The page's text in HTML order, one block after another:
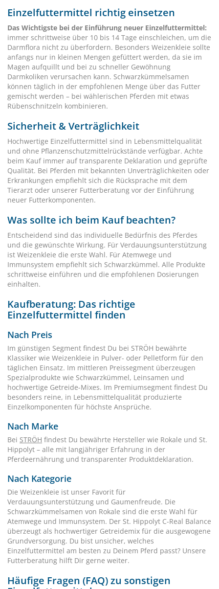
Einzelfuttermittel richtig einsetzen
Das Wichtigste bei der Einführung neuer Einzelfuttermittel:
immer schrittweise über 10 bis 14 Tage einschleichen, um die
Darmflora nicht zu überfordern. Besonders Weizenkleie sollte
anfangs nur in kleinen Mengen gefüttert werden, da sie im
Magen aufquillt und bei zu schneller Gewöhnung
Darmkoliken verursachen kann. Schwarzkümmelsamen
können täglich in der empfohlenen Menge über das Futter
gemischt werden – bei wählerischen Pferden mit etwas
Rübenschnitzeln kombinieren.
Sicherheit & Verträglichkeit
Hochwertige Einzelfuttermittel sind in Lebensmittelqualität
und ohne Pflanzenschutzmittelrückstände verfügbar. Achte
beim Kauf immer auf transparente Deklaration und geprüfte
Qualität. Bei Pferden mit bekannten Unverträglichkeiten oder
Erkrankungen empfiehlt sich die Rücksprache mit dem
Tierarzt oder unserer Futterberatung vor der Einführung
neuer Futterkomponenten.
Was sollte ich beim Kauf beachten?
Entscheidend sind das individuelle Bedürfnis des Pferdes
und die gewünschte Wirkung. Für Verdauungsunterstützung
ist Weizenkleie die erste Wahl. Für Atemwege und
Immunsystem empfiehlt sich Schwarzkümmel. Alle Produkte
schrittweise einführen und die empfohlenen Dosierungen
einhalten.
Kaufberatung: Das richtige
Einzelfuttermittel finden
Nach Preis
Im günstigen Segment findest Du bei STRÖH bewährte
Klassiker wie Weizenkleie in Pulver- oder Pelletform für den
täglichen Einsatz. Im mittleren Preissegment überzeugen
Spezialprodukte wie Schwarzkümmel, Leinsamen und
hochwertige Getreide-Mixes. Im Premiumsegment findest Du
besonders reine, in Lebensmittelqualität produzierte
Einzelkomponenten für höchste Ansprüche.
Nach Marke
Bei STRÖH findest Du bewährte Hersteller wie Rokale und St.
Hippolyt – alle mit langjähriger Erfahrung in der
Pferdeernährung und transparenter Produktdeklaration.
Nach Kategorie
Die Weizenkleie ist unser Favorit für
Verdauungsunterstützung und Gaumenfreude. Die
Schwarzkümmelsamen von Rokale sind die erste Wahl für
Atemwege und Immunsystem. Der St. Hippolyt C-Real Balance
überzeugt als hochwertiger Getreidemix für die ausgewogene
Grundversorgung. Du bist unsicher, welches
Einzelfuttermittel am besten zu Deinem Pferd passt? Unsere
Futterberatung hilft Dir gerne weiter.
Häufige Fragen (FAQ) zu sonstigen